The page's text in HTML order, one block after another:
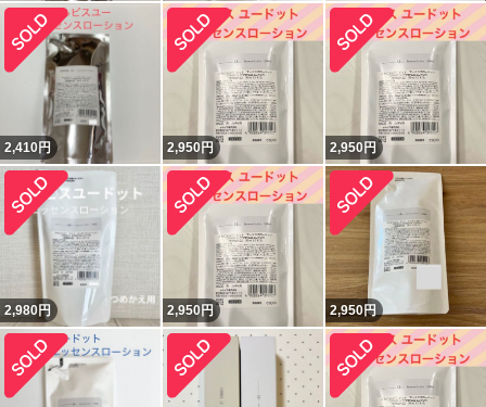
2,410円 2,950 円 2,950 円
2,980円 2,950 円 2,950円